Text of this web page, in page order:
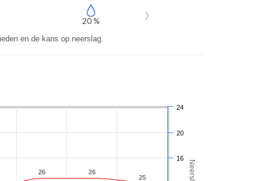
20 %
en de kans op neerslag.
26
26 26
26
25
25
16
20
24